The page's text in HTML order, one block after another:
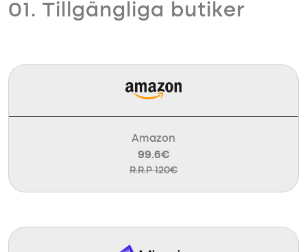
01. Tillgängliga butiker
Amazon
99.6€
R.R.P 120€